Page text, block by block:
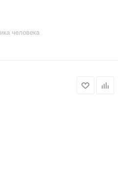
человека